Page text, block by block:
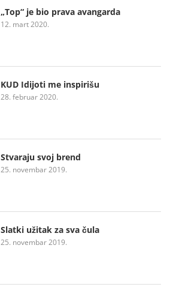
„Top“ je bio prava avangarda
12. mart 2020.
KUD Idijoti me inspirišu
28. februar 2020.
Stvaraju svoj brend
25. novembar 2019.
Slatki užitak za sva čula
25. novembar 2019.